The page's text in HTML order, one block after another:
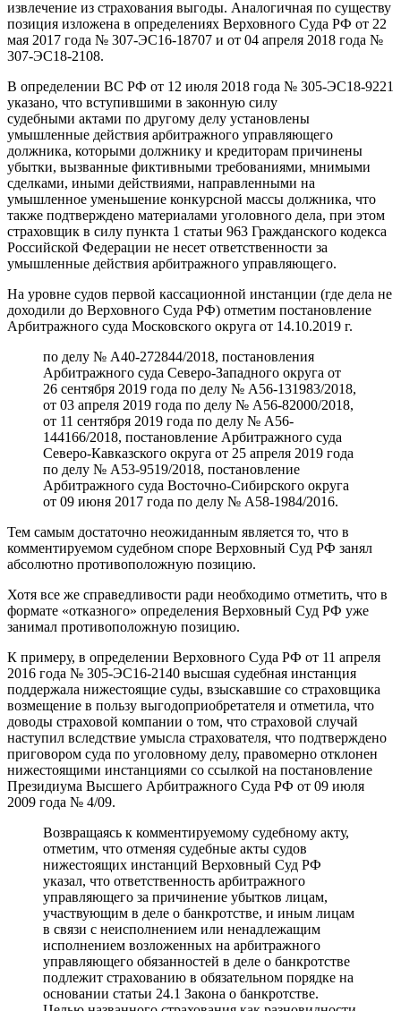
извлечение из страхования выгоды. Аналогичная по существу
позиция изложена в определениях Верховного Суда РФ от 22
мая 2017 года № 307-ЭС16-18707 и от 04 апреля 2018 года №
307-ЭС18-2108.
В определении ВС РФ от 12 июля 2018 года № 305-ЭС18-9221
указано, что вступившими в законную силу
судебными актами по другому делу установлены
умышленные действия арбитражного управляющего
должника, которыми должнику и кредиторам причинены
убытки, вызванные фиктивными требованиями, мнимыми
сделками, иными действиями, направленными на
умышленное уменьшение конкурсной массы должника, что
также подтверждено материалами уголовного дела, при этом
страховщик в силу пункта 1 статьи 963 Гражданского кодекса
Российской Федерации не несет ответственности за
умышленные действия арбитражного управляющего.
На уровне судов первой кассационной инстанции (где дела не
доходили до Верховного Суда РФ) отметим постановление
Арбитражного суда Московского округа от 14.10.2019 г.
по делу № А40-272844/2018, постановления
Арбитражного суда Северо-Западного округа от
26 сентября 2019 года по делу № А56-131983/2018,
от 03 апреля 2019 года по делу № А56-82000/2018,
от 11 сентября 2019 года по делу № А56-
144166/2018, постановление Арбитражного суда
Северо-Кавказского округа от 25 апреля 2019 года
по делу № А53-9519/2018, постановление
Арбитражного суда Восточно-Сибирского округа
от 09 июня 2017 года по делу № А58-1984/2016.
Тем самым достаточно неожиданным является то, что в
комментируемом судебном споре Верховный Суд РФ занял
абсолютно противоположную позицию.
Хотя все же справедливости ради необходимо отметить, что в
формате «отказного» определения Верховный Суд РФ уже
занимал противоположную позицию.
К примеру, в определении Верховного Суда РФ от 11 апреля
2016 года № 305-ЭС16-2140 высшая судебная инстанция
поддержала нижестоящие суды, взыскавшие со страховщика
возмещение в пользу выгодоприобретателя и отметила, что
доводы страховой компании о том, что страховой случай
наступил вследствие умысла страхователя, что подтверждено
приговором суда по уголовному делу, правомерно отклонен
нижестоящими инстанциями со ссылкой на постановление
Президиума Высшего Арбитражного Суда РФ от 09 июля
2009 года № 4/09.
Возвращаясь к комментируемому судебному акту,
отметим, что отменяя судебные акты судов
нижестоящих инстанций Верховный Суд РФ
указал, что ответственность арбитражного
управляющего за причинение убытков лицам,
участвующим в деле о банкротстве, и иным лицам
в связи с неисполнением или ненадлежащим
исполнением возложенных на арбитражного
управляющего обязанностей в деле о банкротстве
подлежит страхованию в обязательном порядке на
основании статьи 24.1 Закона о банкротстве.